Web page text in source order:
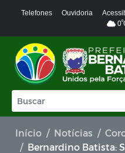
Telefones Ouvidoria
0º
Início Notícias
Bernardino Batista: Secretária de Saúde divulga novo Boletim Epidemiológico Covid-19 neste sábado (22/01)